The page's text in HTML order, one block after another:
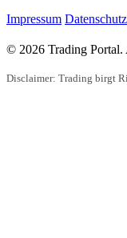
Impressum Datenschutz
© 2026 Trading Portal.
Disclaimer: Trading birgt